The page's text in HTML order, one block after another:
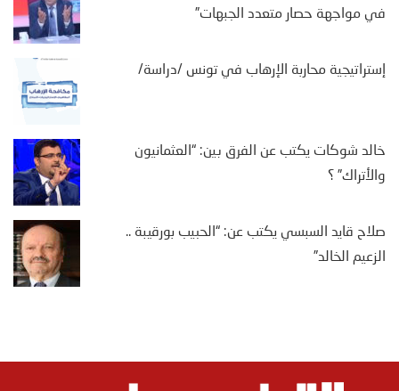
في مواجهة حصار متعدد الجبهات”
إستراتيجية محاربة الإرهاب في تونس /دراسة/
خالد شوكات يكتب عن الفرق بين: “العثمانيون
والأتراك” ؟
صلاح قايد السبسي يكتب عن: “الحبيب بورقيبة ..
الزعيم الخالد”